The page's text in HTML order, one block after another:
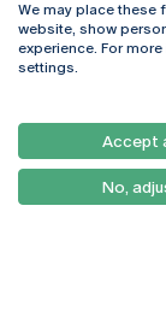
Rua Diogo
4169-005 Porto
+351 226 196 240
We may place these
website, show
experience. For
settings.
Accept
No,